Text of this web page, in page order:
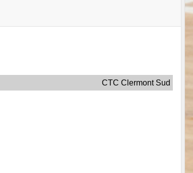
CTC Clermont Sud